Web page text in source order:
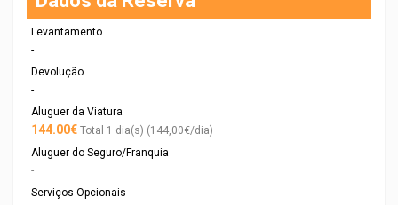
Levantamento
-
Devolução
-
Aluguer da Viatura
144.00€ Total 1 dia(s) (144,00€/dia)
Aluguer do Seguro/Franquia
-
Serviços Opcionais